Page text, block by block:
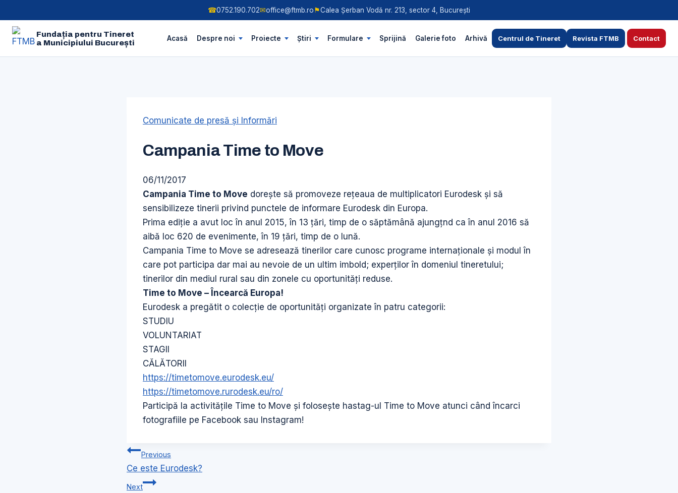
☎0752.190.702✉office@ftmb.ro ⚑Calea Șerban Vodă nr. 213, sector 4, București
Fundația pentru Tineret
a Municipiului București
Acasă Despre noi Proiecte Știri Formulare Sprijină Galerie foto Arhivă Centrul de Tineret Revista FTMB Contact
Comunicate de presă şi Informări
Campania Time to Move
06/11/2017
Campania Time to Move doreşte să promoveze reţeaua de multiplicatori Eurodesk şi să
sensibilizeze tinerii privind punctele de informare Eurodesk din Europa.
Prima ediţie a avut loc în anul 2015, în 13 ţări, timp de o săptămână ajungţnd ca în anul 2016 să
aibă loc 620 de evenimente, în 19 ţări, timp de o lună.
Campania Time to Move se adresează tinerilor care cunosc programe internaţionale şi modul în
care pot participa dar mai au nevoie de un ultim imbold; experţilor în domeniul tineretului;
tinerilor din mediul rural sau din zonele cu oportunităţi reduse.
Time to Move – Încearcă Europa!
Eurodesk a pregătit o colecţie de oportunităţi organizate în patru categorii:
STUDIU
VOLUNTARIAT
STAGII
CĂLĂTORII
https://timetomove.eurodesk.eu/
https://timetomove.rurodesk.eu/ro/
Participă la activităţile Time to Move şi foloseşte hastag-ul Time to Move atunci când încarci
fotografiile pe Facebook sau Instagram!
Navigare
în
articole
Previous
Ce este Eurodesk?
Next